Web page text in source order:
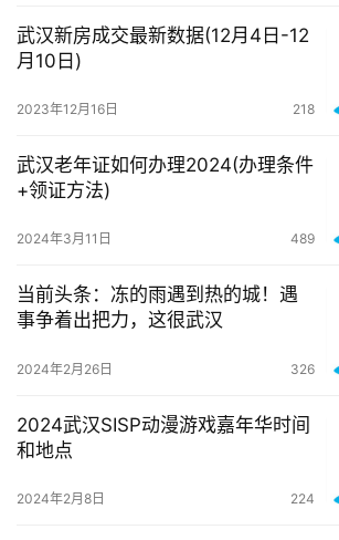
我
们
服
导
航
武汉新房成交最新数据(12月4日-12
月10日)
2023年12月16日 218
武汉老年证如何办理2024(办理条件
+领证方法)
2024年3月11日 489
当前头条：冻的雨遇到热的城！遇
事争着出把力，这很武汉
2024年2月26日 326
2024武汉SISP动漫游戏嘉年华时间
和地点
2024年2月8日 224